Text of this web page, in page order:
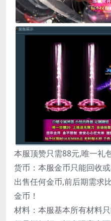
本服顶赞只需88元,唯一礼
货币：本服金币只能回收
出售任何金币,前后期需求
金币！
材料：本服基本所有材料